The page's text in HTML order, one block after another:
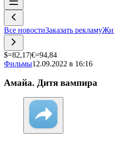
Все новостиЗаказать рекламу
$=82,17|€=94,84
Фильмы12.09.2022 в 16:16
Амайа. Дитя вампира